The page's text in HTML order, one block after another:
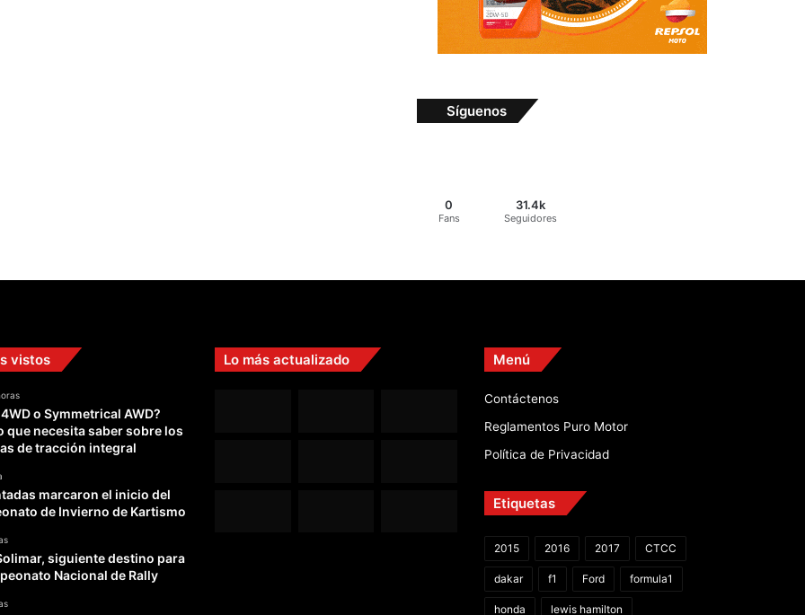
Síguenos
0
Fans
31.4k
Seguidores
vistos
4WD o Symmetrical AWD?
que necesita saber sobre los
de tracción integral
marcaron el inicio del
de Invierno de Kartismo
siguiente destino para
Nacional de Rally
Lo más actualizado Menú
Contáctenos
Reglamentos Puro Motor
Política de Privacidad
Etiquetas
2015 2016 2017 CTCC
dakar f1 Ford formula1
honda lewis hamilton